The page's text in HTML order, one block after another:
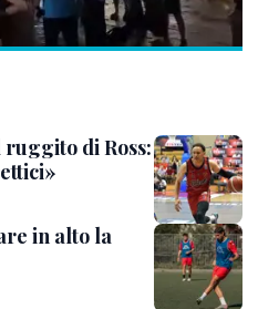
di Ross:
in alto la